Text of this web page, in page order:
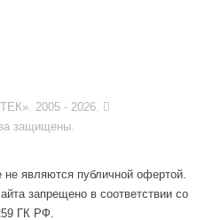
2005 - 2026.
защищены.
являются публичной офертой.
запрещено в соответствии со
ГК РФ.